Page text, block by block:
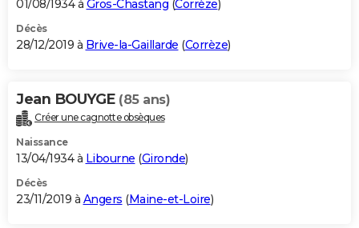
01/08/1934 à Gros-Chastang (Corrèze)
Décès
28/12/2019 à Brive-la-Gaillarde (Corrèze)
Jean BOUYGE (85 ans)
Créer une cagnotte obsèques
Naissance
13/04/1934 à Libourne (Gironde)
Décès
23/11/2019 à Angers (Maine-et-Loire)